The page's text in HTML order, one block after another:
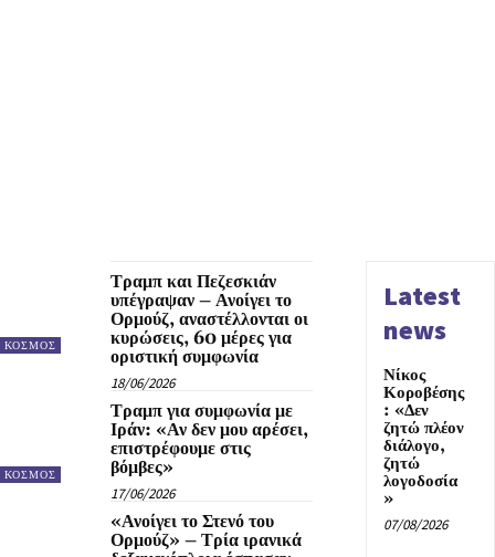
ΚΟΣΜΟΣ
Τραμπ και Πεζεσκιάν
υπέγραψαν – Ανοίγει το
Ορμούζ, αναστέλλονται οι
κυρώσεις, 60 μέρες για
οριστική συμφωνία
18/06/2026
ΚΟΣΜΟΣ
Τραμπ για συμφωνία με
Ιράν: «Αν δεν μου αρέσει,
επιστρέφουμε στις
βόμβες»
17/06/2026
«Ανοίγει το Στενό του
Ορμούζ» – Τρία ιρανικά
Latest
news
Νίκος
Κοροβέσης
: «Δεν
ζητώ πλέον
διάλογο,
ζητώ
λογοδοσία
»
07/08/2026